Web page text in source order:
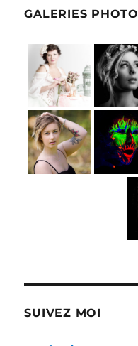
GALERIES PHOTO
SUIVEZ MOI